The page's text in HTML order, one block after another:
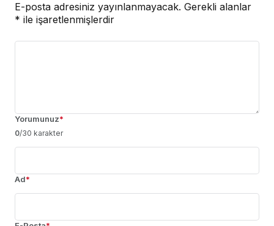
E-posta adresiniz yayınlanmayacak. Gerekli alanlar
* ile işaretlenmişlerdir
Yorumunuz*
0/30 karakter
Ad*